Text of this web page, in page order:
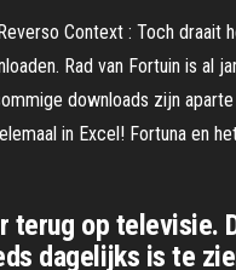
Context : Toch
Rad van Fortuin is
downloads zijn
in Excel! Fortuna en
terug op
dagelijks is te